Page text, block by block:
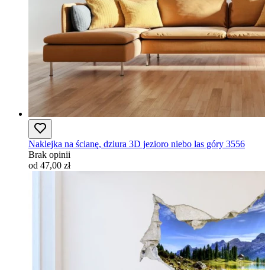
Naklejka na ścianę, dziura 3D jezioro niebo las góry 3556
Brak opinii
od 47,00 zł